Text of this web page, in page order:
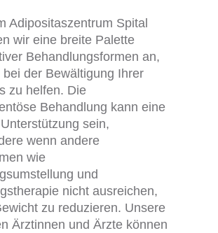
Adipositaszentrum Spital
wir eine breite Palette
Behandlungsformen an,
bei der Bewältigung Ihrer
zu helfen. Die
Behandlung kann eine
sein,
wenn andere
wie
und
nicht ausreichen,
zu reduzieren. Unsere
Ärztinnen und Ärzte können